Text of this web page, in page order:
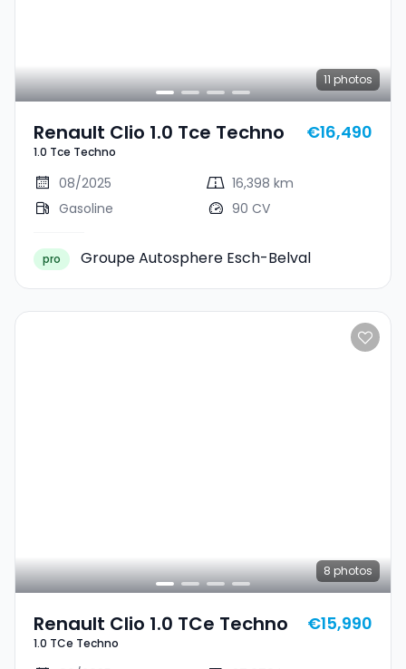
11 photos
Renault Clio 1.0 Tce Techno
1.0 Tce Techno
€16,490
08/2025
16,398 km
Gasoline
90 CV
pro Groupe Autosphere Esch-Belval
8 photos
Renault Clio 1.0 TCe Techno
1.0 TCe Techno
€15,990